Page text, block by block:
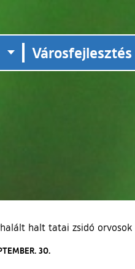
Városfejlesztés
halt tatai zsidó orvosok
30.